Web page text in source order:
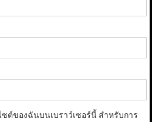
ต์ของฉันบนเบราว์เซอร์นี้ สำหรับการ